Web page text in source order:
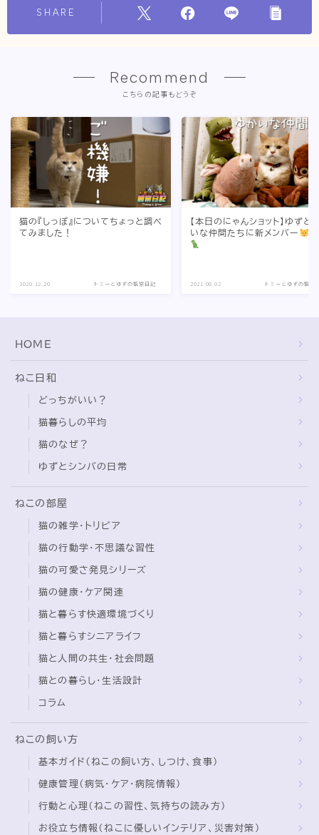
SHARE
Recommend
こちらの記事もどうぞ
猫の『しっぽ』についてちょっと調べ
てみました！
【本日のにゃんショット】ゆずと
いな仲間たちに新メンバー
ねこ日和
どっちがいい？
猫暮らしの平均
猫のなぜ？
ゆずとシンバの日常
ねこの部屋
猫の雑学・トリビア
猫の行動学・不思議な習性
猫の可愛さ発見シリーズ
猫の健康・ケア関連
猫と暮らす快適環境づくり
猫と暮らすシニアライフ
猫と人間の共生・社会問題
猫との暮らし・生活設計
コラム
ねこの飼い方
基本ガイド（ねこの飼い方、しつけ、食事）
健康管理（病気・ケア・病院情報）
行動と心理（ねこの習性、気持ちの読み方）
お役立ち情報（ねこに優しいインテリア、災害対策）
グッズレビュー（キャットフード、トイレ、爪とぎ）